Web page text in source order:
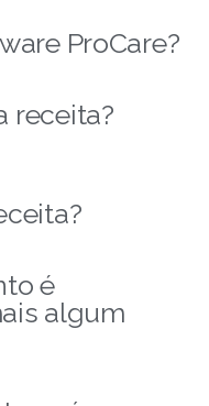
ProCare?
receita?
é
algum